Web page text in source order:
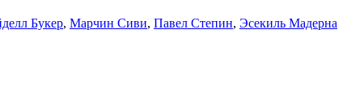
Букер, Марчин Сиви, Павел Степин, Эсекиль Мадерна